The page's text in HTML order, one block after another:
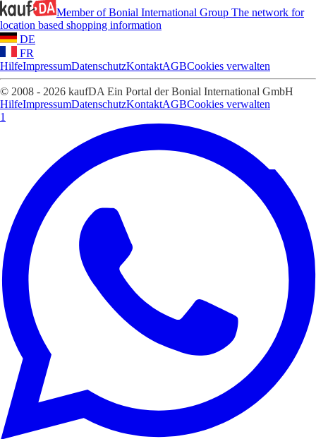
Member of Bonial International Group The network for
location based shopping information
DE
FR
HilfeImpressumDatenschutzKontaktAGBCookies verwalten
© 2008 - 2026 kaufDA Ein Portal der Bonial International GmbH
HilfeImpressumDatenschutzKontaktAGBCookies verwalten
1